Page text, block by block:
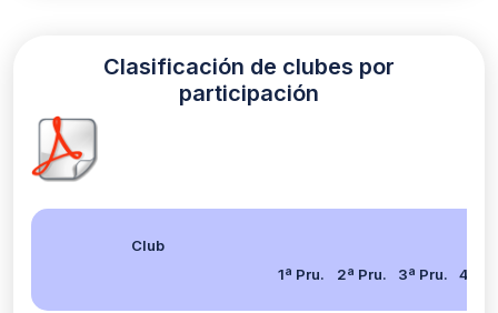
Clasificación de clubes por
participación
Club
1ª Pru.
2ª Pru. 3ª Pru. 4ª